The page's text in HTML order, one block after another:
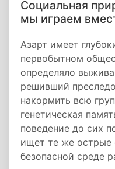
Социальная
мы играем
Азарт имеет
первобытном
определяло
решивший
накормить всю
генетическая
поведение до сих
ищет те же
безопасной среде